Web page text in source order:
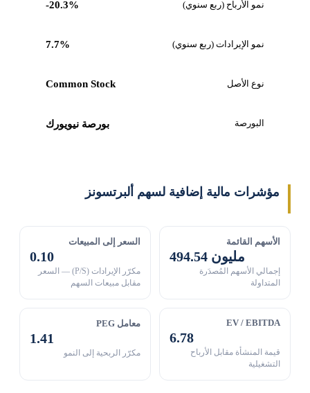
نمو الأرباح (ربع سنوي) -20.3%
نمو الإيرادات (ربع سنوي) 7.7%
نوع الأصل Common Stock
البورصة بورصة نيويورك
مؤشرات مالية إضافية لسهم ألبرتسونز
الأسهم القائمة
494.54 مليون
إجمالي الأسهم المُصدَرة
المتداولة
السعر إلى المبيعات
0.10
مكرّر الإيرادات (P/S) — السعر
مقابل مبيعات السهم
EV / EBITDA
6.78
قيمة المنشأة مقابل الأرباح
التشغيلية
معامل PEG
1.41
مكرّر الربحية إلى النمو